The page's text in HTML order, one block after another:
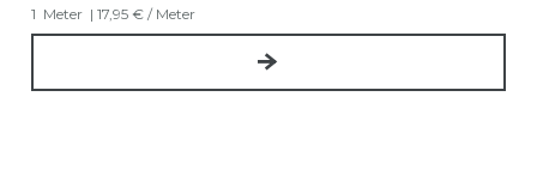
1 Meter | 17,95 € / Meter